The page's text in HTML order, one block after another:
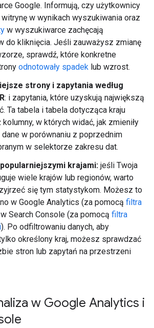
Google. Informują, czy użytkownicy
w wynikach wyszukiwania oraz
w wyszukiwarce zachęcają
do kliknięcia. Jeśli zauważysz zmianę
sprawdź, które konkretne
odnotowały spadek lub wzrost.
strony i zapytania według
: i zapytania, które uzyskują największą
Ta tabela i tabela dotycząca kraju
w których widać, jak zmieniły
w porównaniu z poprzednim
w selektorze zakresu dat.
krajami: jeśli Twoja
wiele krajów lub regionów, warto
się tym statystykom. Możesz to
w Google Analytics (za pomocą filtra
Search Console (za pomocą filtra
). Po odfiltrowaniu danych, aby
określony kraj, możesz sprawdzać
stron lub zapytań na przestrzeni
w Google Analytics i